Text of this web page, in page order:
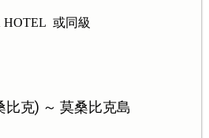
HOTEL 或同級
克) ～ 莫桑比克島